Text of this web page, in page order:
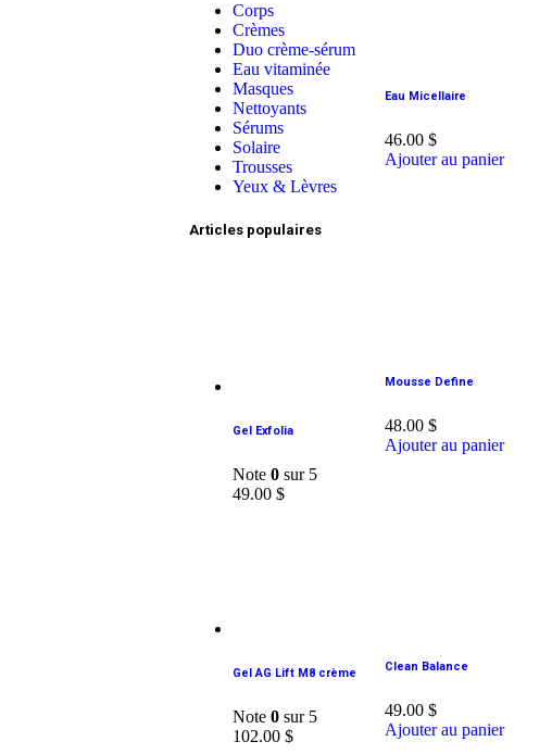
Corps
Crèmes
Duo crème-sérum
Eau vitaminée
Masques
Nettoyants
Sérums
Solaire
Trousses
Yeux & Lèvres
Articles populaires
Gel Exfolia
Note 0sur 5
49.00 $
Gel AG Lift M8 crème
Note 0sur 5
102.00 $
Eau Micellaire
46.00 $
Ajouter au panier
Mousse Define
48.00 $
Ajouter au panier
Clean Balance
49.00 $
Ajouter au panier